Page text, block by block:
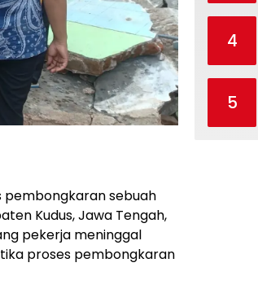
pembongkaran sebuah
Kudus, Jawa Tengah,
pekerja meninggal
proses pembongkaran
4
5